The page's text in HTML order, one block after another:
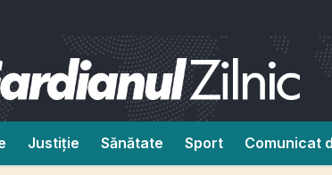
Justiție Sănătate Sport Comunicat